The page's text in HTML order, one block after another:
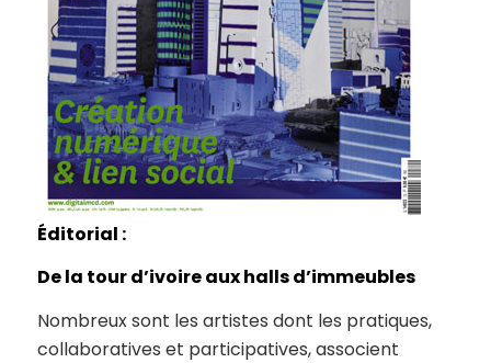
Éditorial :
De la tour d’ivoire aux halls d’immeubles
Nombreux sont les artistes dont les pratiques,
collaboratives et participatives, associent